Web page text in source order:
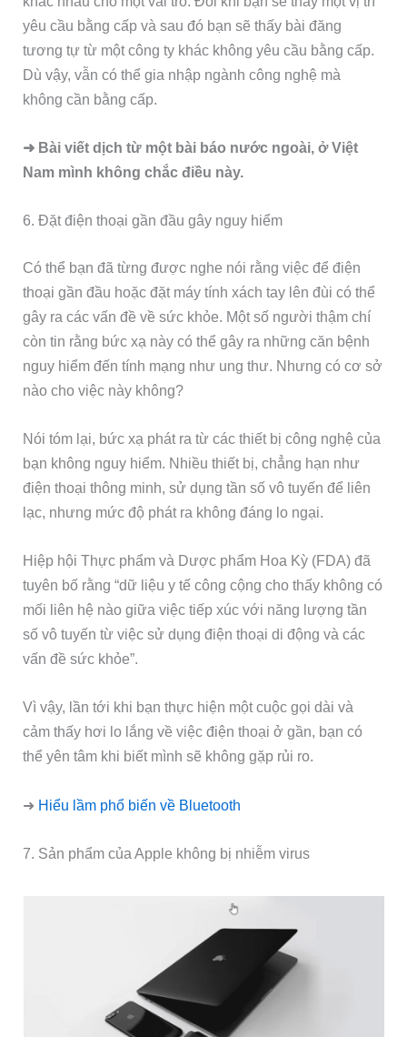
yêu cầu bằng cấp và sau đó bạn sẽ thấy bài đăng
tương tự từ một công ty khác không yêu cầu bằng cấp.
Dù vậy, vẫn có thể gia nhập ngành công nghệ mà
không cần bằng cấp.
➜ Bài viết dịch từ một bài báo nước ngoài, ở Việt
Nam mình không chắc điều này.
6. Đặt điện thoại gần đầu gây nguy hiểm
Có thể bạn đã từng được nghe nói rằng việc để điện
thoại gần đầu hoặc đặt máy tính xách tay lên đùi có thể
gây ra các vấn đề về sức khỏe. Một số người thậm chí
còn tin rằng bức xạ này có thể gây ra những căn bệnh
nguy hiểm đến tính mạng như ung thư. Nhưng có cơ sở
nào cho việc này không?
Nói tóm lại, bức xạ phát ra từ các thiết bị công nghệ của
bạn không nguy hiểm. Nhiều thiết bị, chẳng hạn như
điện thoại thông minh, sử dụng tần số vô tuyến để liên
lạc, nhưng mức độ phát ra không đáng lo ngại.
Hiệp hội Thực phẩm và Dược phẩm Hoa Kỳ (FDA) đã
tuyên bố rằng “dữ liệu y tế công cộng cho thấy không có
mối liên hệ nào giữa việc tiếp xúc với năng lượng tần
số vô tuyến từ việc sử dụng điện thoại di động và các
vấn đề sức khỏe”.
Vì vậy, lần tới khi bạn thực hiện một cuộc gọi dài và
cảm thấy hơi lo lắng về việc điện thoại ở gần, bạn có
thể yên tâm khi biết mình sẽ không gặp rủi ro.
➜ Hiểu lầm phổ biến về Bluetooth
7. Sản phẩm của Apple không bị nhiễm virus